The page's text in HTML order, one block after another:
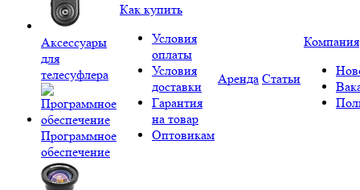
Аксессуары
для
телесуфлера
Программное
обеспечение
Как купить
Условия
оплаты
Условия
доставки
Гарантия
на товар
Оптовикам
Аренда Статьи
Компания